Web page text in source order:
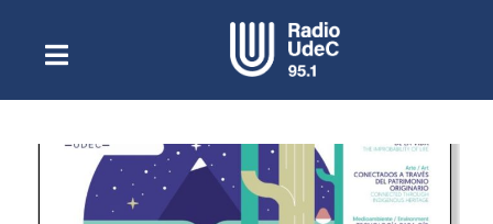
contenidoToggle
NavigationEscuchar Radio UdeC en vivo
Quiénes Somos
Programación